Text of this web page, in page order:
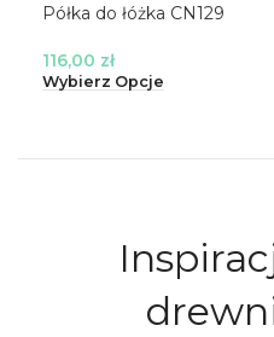
Półka do łóżka CN129
116,00 zł
Wybierz Opcje